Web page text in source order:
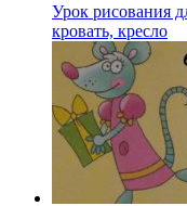
Урок рисования
кровать, кресло